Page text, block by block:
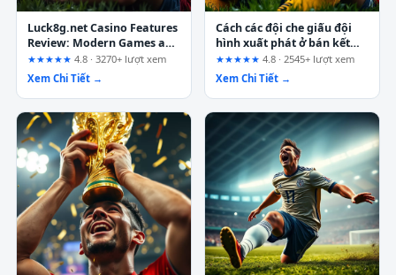
Luck8g.net Casino Features
Review: Modern Games and
Entertainment Choices
★★★★★ 4.8 · 3270+ lượt xem
Xem Chi Tiết →
Cách các đội che giấu đội
hình xuất phát ở bán kết
World Cup 2026 và sân chơi
cá cược đỉnh cao tại J188
★★★★★ 4.8 · 2545+ lượt xem
Xem Chi Tiết →